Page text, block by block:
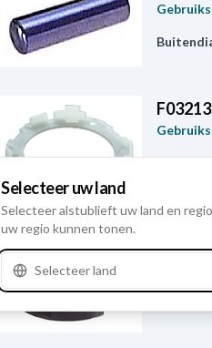
Selecteer uw land
Selecteer alstublieft uw land en
uw regio kunnen tonen.
Selecteer land